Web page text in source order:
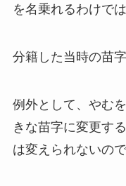
を名乗れるわけで
分籍した当時の苗
例外として、やむ
きな苗字に変更す
は変えられないの